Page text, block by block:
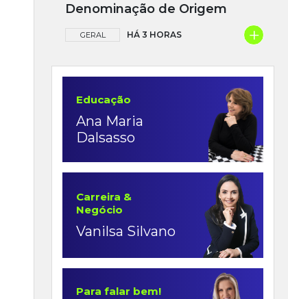
Denominação de Origem
GERAL HÁ 3 HORAS +
Educação
Ana Maria
Dalsasso
Carreira &
Negócio
Vanilsa Silvano
Para falar bem!